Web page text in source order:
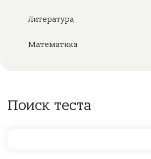
Литература
Математика
Поиск теста